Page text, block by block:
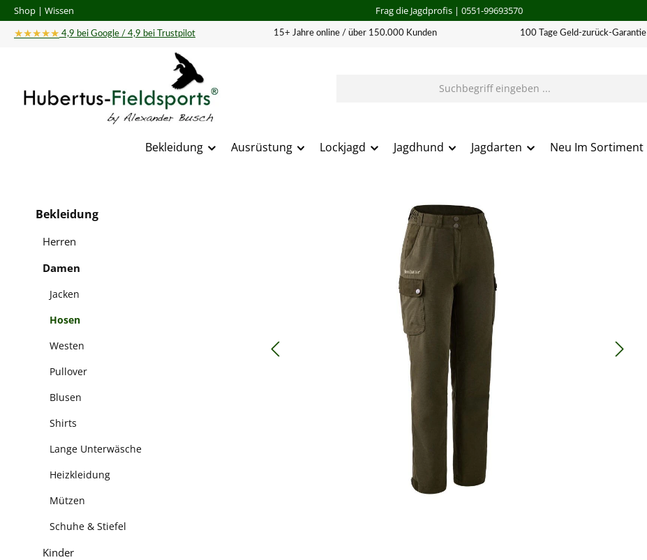
Hauptinhalt springen
Zur Suche springen
Zur Hauptnavigation springen
Shop | Wissen Frag die Jagdprofis| 0551-99693570
★★★★★ 4,9 bei Google / 4,9 bei Trustpilot 15+ Jahre online / über 150.000 Kunden 100 Tage Geld-zurück-Garantie
Bekleidung Ausrüstung Lockjagd Jagdhund Jagdarten Neu Im Sortiment
Bekleidung
Herren
Damen
Jacken
Hosen
Westen
Pullover
Blusen
Shirts
Lange Unterwäsche
Heizkleidung
Mützen
Schuhe & Stiefel
Kinder